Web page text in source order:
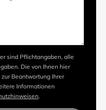
sind Pflichtangaben, alle
Die von Ihnen hier
Beantwortung Ihrer
Informationen
.